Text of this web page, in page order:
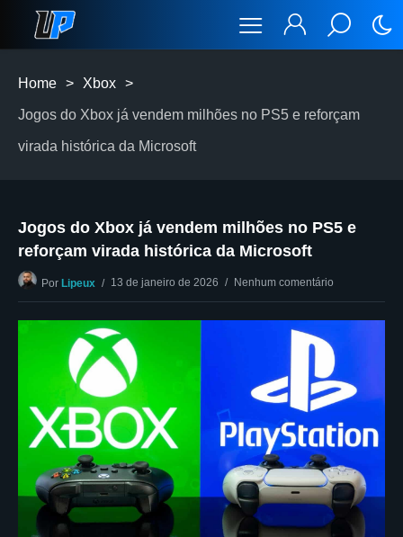
Home > Xbox >
Jogos do Xbox já vendem milhões no PS5 e reforçam
virada histórica da Microsoft
Jogos do Xbox já vendem milhões no PS5 e
reforçam virada histórica da Microsoft
Por Lipeux 13 de janeiro de 2026 Nenhum comentário